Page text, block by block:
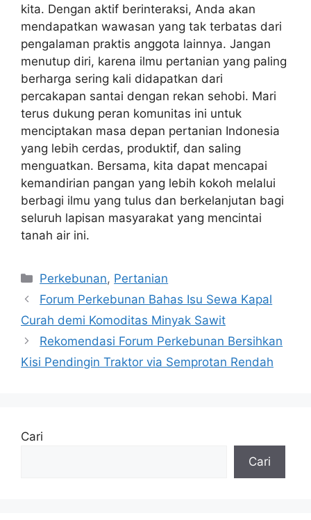
kita. Dengan aktif berinteraksi, Anda akan
mendapatkan wawasan yang tak terbatas dari
pengalaman praktis anggota lainnya. Jangan
menutup diri, karena ilmu pertanian yang paling
berharga sering kali didapatkan dari
percakapan santai dengan rekan sehobi. Mari
terus dukung peran komunitas ini untuk
menciptakan masa depan pertanian Indonesia
yang lebih cerdas, produktif, dan saling
menguatkan. Bersama, kita dapat mencapai
kemandirian pangan yang lebih kokoh melalui
berbagi ilmu yang tulus dan berkelanjutan bagi
seluruh lapisan masyarakat yang mencintai
tanah air ini.
Kategori
Perkebunan, Pertanian
Forum Perkebunan Bahas Isu Sewa Kapal
Curah demi Komoditas Minyak Sawit
Rekomendasi Forum Perkebunan Bersihkan
Kisi Pendingin Traktor via Semprotan Rendah
Cari
Cari